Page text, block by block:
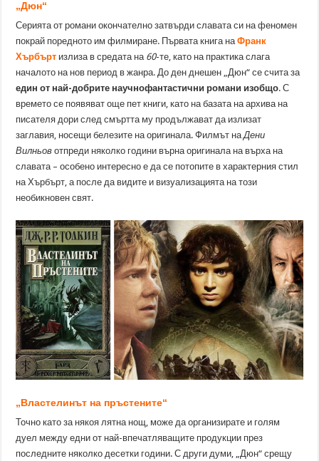
„Дюн“
Серията от романи окончателно затвърди славата си на феномен
покрай поредното им филмиране. Първата книга наФранк
Хърбърт излиза в средата на 60-те, като на практика слага
началото на нов период в жанра. До ден днешен „Дюн“ се счита за
един от най-добрите научнофантастични романи изобщо. С
времето се появяват още пет книги, като на базата на архива на
писателя дори след смъртта му продължават да излизат
заглавия, носещи белезите на оригинала. Филмът наДени
Вилньов отпреди няколко години върна оригинала на върха на
славата – особено интересно е да се потопите в характерния стил
на Хърбърт, а после да видите и визуализацията на този
необикновен свят.
„Властелинът на пръстените“
Точно като за някоя лятна нощ, може да организирате и голям
дуел между едни от най-впечатляващите продукции през
последните няколко десетки години. С други думи, „Дюн“ срещу